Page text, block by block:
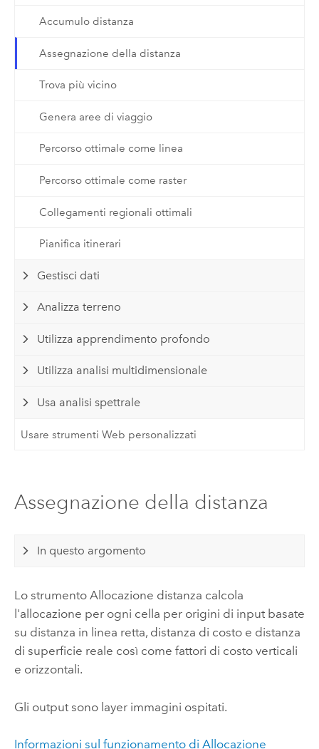
Accumulo distanza
Assegnazione della distanza
Trova più vicino
Genera aree di viaggio
Percorso ottimale come linea
Percorso ottimale come raster
Collegamenti regionali ottimali
Pianifica itinerari
Gestisci dati
Analizza terreno
Utilizza apprendimento profondo
Utilizza analisi multidimensionale
Usa analisi spettrale
Usare strumenti Web personalizzati
Assegnazione della distanza
In questo argomento
Lo strumento Allocazione distanza calcola
l'allocazione per ogni cella per origini di input basate
su distanza in linea retta, distanza di costo e distanza
di superficie reale così come fattori di costo verticali
e orizzontali.
Gli output sono layer immagini ospitati.
Informazioni sul funzionamento di Allocazione